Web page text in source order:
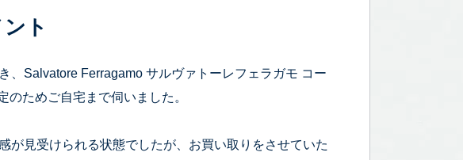
ト
、Salvatore Ferragamo サルヴァトーレフェラガモ コー
ためご自宅まで伺いました。
が見受けられる状態でしたが、お買い取りをさせていた